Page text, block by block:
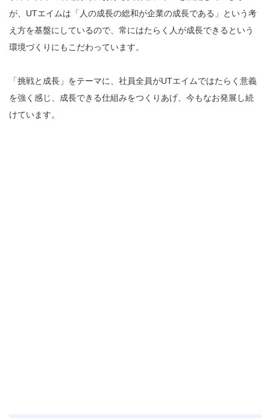
が、UTエイムは「人の成長の総和が企業の成長である」という考
え方を基盤にしているので、常にはたらく人が成長できるという
環境づくりにもこだわっています。
「挑戦と成長」をテーマに、社員全員がUTエイムではたらく意義
を強く感じ、成長できる仕組みをつくりあげ、今もなお発展し続
けています。